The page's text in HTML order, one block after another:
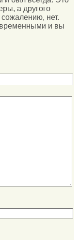
а другого
нет.
временными и вы